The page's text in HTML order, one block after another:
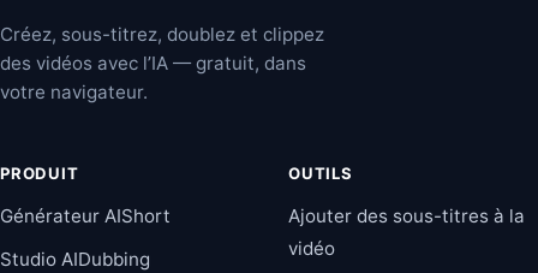
Créez, sous-titrez, doublez et clippez
des vidéos avec l’IA — gratuit, dans
votre navigateur.
PRODUIT
Générateur AIShort
Studio AIDubbing
OUTILS
Ajouter des sous-titres à la
vidéo